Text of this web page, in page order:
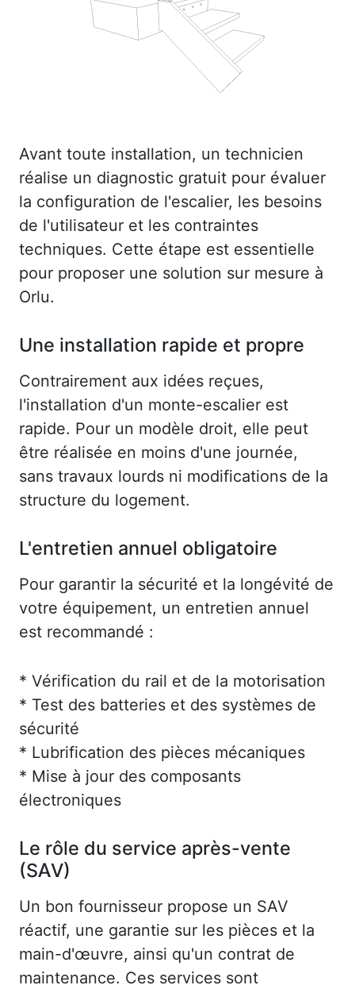
Avant toute installation, un technicien
réalise un diagnostic gratuit pour évaluer
la configuration de l'escalier, les besoins
de l'utilisateur et les contraintes
techniques. Cette étape est essentielle
pour proposer une solution sur mesure à
Orlu.
Une installation rapide et propre
Contrairement aux idées reçues,
l'installation d'un monte-escalier est
rapide. Pour un modèle droit, elle peut
être réalisée en moins d'une journée,
sans travaux lourds ni modifications de la
structure du logement.
L'entretien annuel obligatoire
Pour garantir la sécurité et la longévité de
votre équipement, un entretien annuel
est recommandé :
* Vérification du rail et de la motorisation
* Test des batteries et des systèmes de
sécurité
* Lubrification des pièces mécaniques
* Mise à jour des composants
électroniques
Le rôle du service après-vente
(SAV)
Un bon fournisseur propose un SAV
réactif, une garantie sur les pièces et la
main-d'œuvre, ainsi qu'un contrat de
maintenance. Ces services sont